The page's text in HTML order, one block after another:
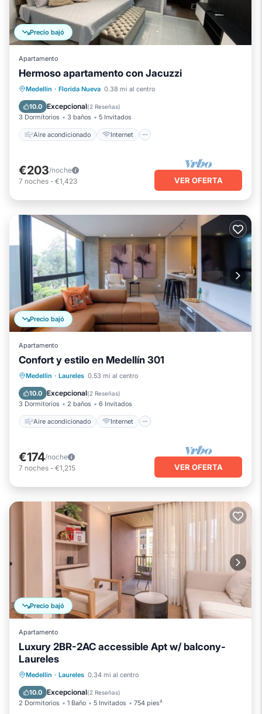
Precio bajó
Apartamento
Hermoso apartamento con Jacuzzi
Medellin · Florida Nueva 0.38 mi al centro
10.0 Excepcional(2 Reseñas)
3 Dormitorios 3 baños 5 Invitados
Aire acondicionado Internet
Aire acondicionado
Internet
Se admiten mascotas
€203/noche
7 noches - €1,423 VER OFERTA
Precio bajó
Apartamento
Confort y estilo en Medellín 301
Medellin · Laureles 0.53 mi al centro
10.0 Excepcional(2 Reseñas)
3 Dormitorios 2 baños 6 Invitados
Aire acondicionado Internet
Aire acondicionado
Se admiten mascotas
€174/noche
7 noches - €1,215 VER OFERTA
Precio bajó
Apartamento
Luxury 2BR-2AC accessible Apt w/ balcony-
Laureles
Medellin · Laureles 0.34 mi al centro
10.0 Excepcional(2 Reseñas)
2 Dormitorios 1 Baño 5 Invitados 754 pies²
Balcón/Terraza
Cocina
Aire acondicionado